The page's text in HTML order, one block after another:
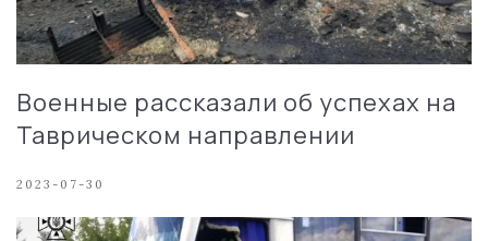
Военные рассказали об успехах на
Таврическом направлении
2023-07-30